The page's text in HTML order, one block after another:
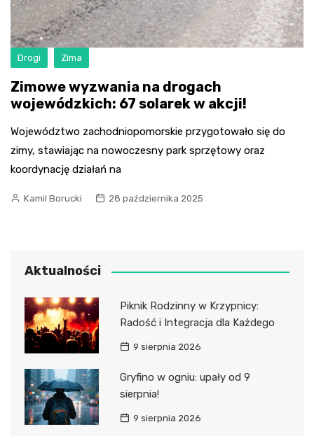
Drogi Zima
Zimowe wyzwania na drogach
wojewódzkich: 67 solarek w akcji!
Województwo zachodniopomorskie przygotowało się do
zimy, stawiając na nowoczesny park sprzętowy oraz
koordynację działań na
Kamil Borucki 28 października 2025
Aktualności
Piknik Rodzinny w Krzypnicy:
Radość i Integracja dla Każdego
9 sierpnia 2026
Gryfino w ogniu: upały od 9
sierpnia!
9 sierpnia 2026